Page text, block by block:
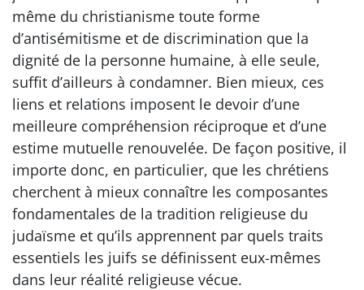
même du christianisme toute forme
d’antisémitisme et de discrimination que la
dignité de la personne humaine, à elle seule,
suffit d’ailleurs à condamner. Bien mieux, ces
liens et relations imposent le devoir d’une
meilleure compréhension réciproque et d’une
estime mutuelle renouvelée. De façon positive, il
importe donc, en particulier, que les chrétiens
cherchent à mieux connaître les composantes
fondamentales de la tradition religieuse du
judaïsme et qu’ils apprennent par quels traits
essentiels les juifs se définissent eux-mêmes
dans leur réalité religieuse vécue.